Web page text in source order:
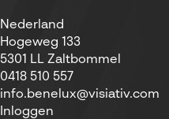
Nederland
Hogeweg 133
5301 LL Zaltbommel
0418 510 557
info.benelux@visiativ.com
Inloggen